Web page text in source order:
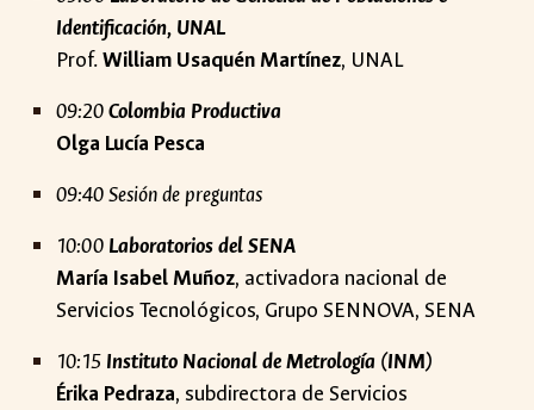
Identificación, UNAL
Prof.William Usaquén Martínez, UNAL
09:20Colombia Productiva
Olga Lucía Pesca
09:40Sesión de preguntas
10:00 Laboratorios del SENA
María Isabel Muñoz, activadora nacional de
Servicios Tecnológicos, Grupo SENNOVA, SENA
10:15 Instituto Nacional de Metrología (INM)
Érika Pedraza, subdirectora de Servicios